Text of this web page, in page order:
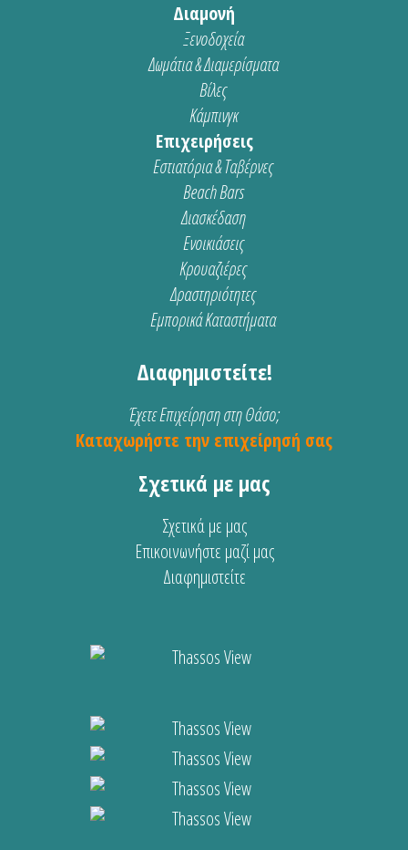
Διαμονή
Ξενοδοχεία
Δωμάτια & Διαμερίσματα
Βίλες
Κάμπινγκ
Επιχειρήσεις
Εστιατόρια & Ταβέρνες
Beach Bars
Διασκέδαση
Ενοικιάσεις
Κρουαζιέρες
Δραστηριότητες
Εμπορικά Καταστήματα
Διαφημιστείτε!
Έχετε Επιχείρηση στη Θάσο;
Καταχωρήστε την επιχείρησή σας
Σχετικά με μας
Σχετικά με μας
Επικοινωνήστε μαζί μας
Διαφημιστείτε